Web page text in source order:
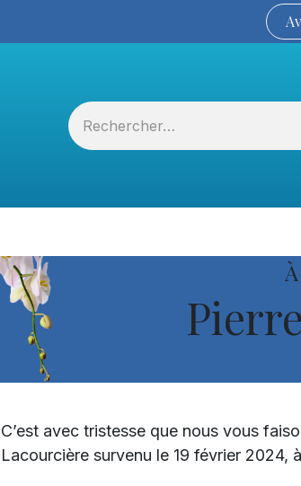
C’est avec tristesse que nous vous
Lacourcière survenu le 19 février 2024,